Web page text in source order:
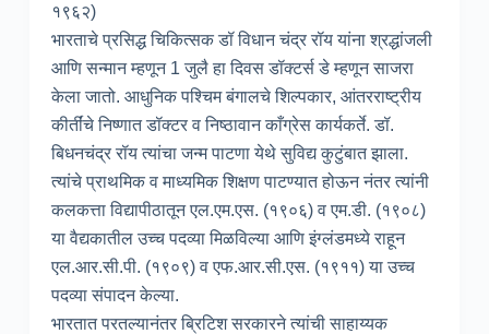
१९६२)
भारताचे प्रसिद्ध चिकित्सक डॉ विधान चंद्र रॉय यांना श्रद्धांजली
आणि सन्मान म्हणून 1 जुलै हा दिवस डॉक्टर्स डे म्हणून साजरा
केला जातो. आधुनिक पश्चिम बंगालचे शिल्पकार, आंतरराष्ट्रीय
कीर्तींचे निष्णात डॉक्टर व निष्ठावान काँग्रेस कार्यकर्ते. डॉ.
बिधनचंद्र रॉय त्यांचा जन्म पाटणा येथे सुविद्य कुटुंबात झाला.
त्यांचे प्राथमिक व माध्यमिक शिक्षण पाटण्यात होऊन नंतर त्यांनी
कलकत्ता विद्यापीठातून एल.एम.एस. (१९०६) व एम.डी. (१९०८)
या वैद्यकातील उच्च पदव्या मिळविल्या आणि इंग्लंडमध्ये राहून
एल.आर.सी.पी. (१९०९) व एफ.आर.सी.एस. (१९११) या उच्च
पदव्या संपादन केल्या.
भारतात परतल्यानंतर ब्रिटिश सरकारने त्यांची साहाय्यक